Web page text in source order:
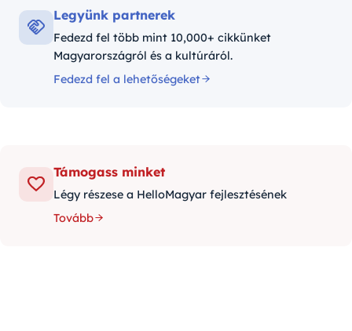
Legyünk partnerek
Fedezd fel több mint 10,000+ cikkünket
Magyarországról és a kultúráról.
Fedezd fel a lehetőségeket
Támogass minket
Légy részese a HelloMagyar fejlesztésének
Tovább